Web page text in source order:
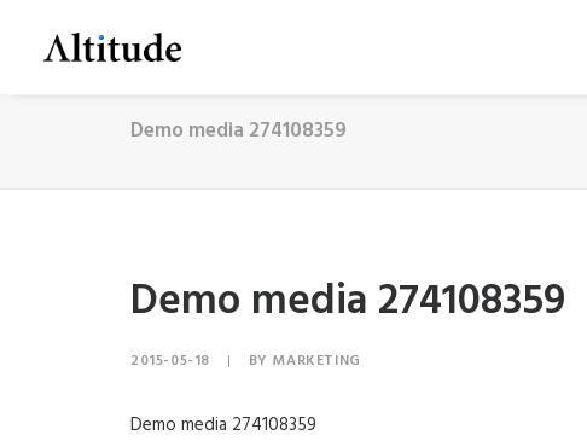
Demo media 274108359
Demo media 274108359
2015-05-18 | BY MARKETING
Demo media 274108359